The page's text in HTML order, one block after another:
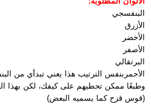
البنفسجي
الأزرق
الأخضر
الأصفر
البرتقالي
الأحمر بنفس الترتيب هذا يعني تبدأي من
وطبعًا ممكن تحطيهم على كيفك، لكن بهذا
(قوس قزح كما يسميه البعض)